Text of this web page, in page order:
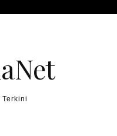
Terkini